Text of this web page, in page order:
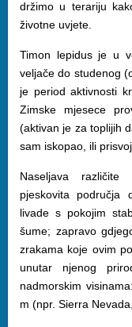
držimo u terariju
životne uvjete.
Timon lepidus je u
veljače do studenog
je period aktivnosti
Zimske mjesece
(aktivan je za toplijih
sam iskopao, ili
Naseljava različite
pjeskovita područja
livade s pokojim
šume; zapravo
zrakama koje ovim
unutar njenog
nadmorskim
m (npr. Sierra